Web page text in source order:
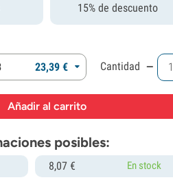
15% de descuento
23,39 € Cantidad -
posibles:
8,07 € En stock